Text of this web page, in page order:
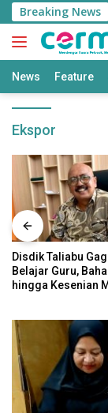
Langsung
ke
konten
Breaking News
Disiapkan
News Feature
Ekspor
Disdik Taliabu
Belajar Guru,
hingga Kesenian